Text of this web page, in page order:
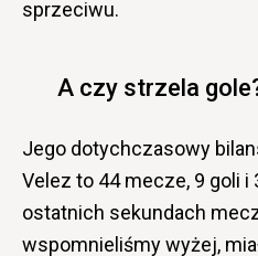
sprzeciwu.
A czy strzela
Jego dotychczasowy
Velez to 44 mecze, 9 goli i
ostatnich sekundach
wspomnieliśmy wyżej,